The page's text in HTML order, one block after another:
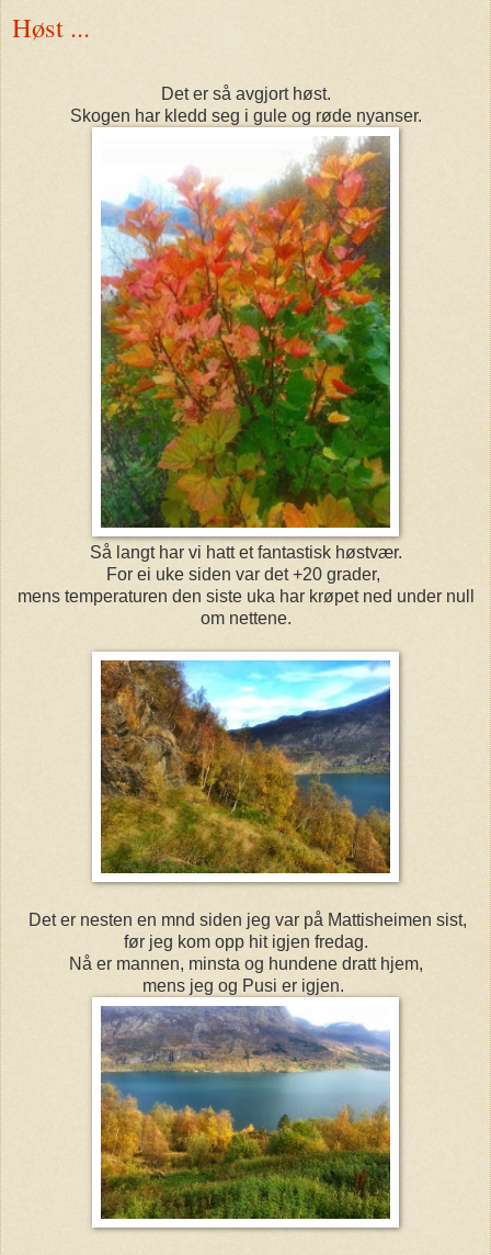
Høst ...
Det er så avgjort høst.
Skogen har kledd seg i gule og røde nyanser.
Så langt har vi hatt et fantastisk høstvær.
For ei uke siden var det +20 grader,
mens temperaturen den siste uka har krøpet ned under null
om nettene.
Det er nesten en mnd siden jeg var på Mattisheimen sist,
før jeg kom opp hit igjen fredag.
Nå er mannen, minsta og hundene dratt hjem,
mens jeg og Pusi er igjen.